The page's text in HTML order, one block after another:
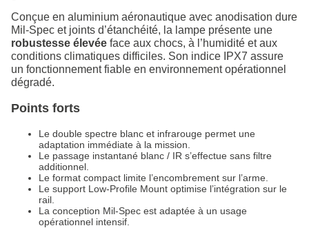
Conçue en aluminium aéronautique avec anodisation dure
Mil‑Spec et joints d’étanchéité, la lampe présente une
robustesse élevée face aux chocs, à l’humidité et aux
conditions climatiques difficiles. Son indice IPX7 assure
un fonctionnement fiable en environnement opérationnel
dégradé.
Points forts
Le double spectre blanc et infrarouge permet une
adaptation immédiate à la mission.
Le passage instantané blanc / IR s’effectue sans filtre
additionnel.
Le format compact limite l’encombrement sur l’arme.
Le support Low‑Profile Mount optimise l’intégration sur le
rail.
La conception Mil‑Spec est adaptée à un usage
opérationnel intensif.